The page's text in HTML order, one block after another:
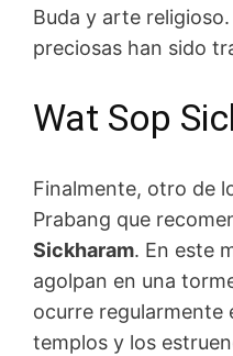
Buda y arte
preciosas han sido
Wat Sop
Finalmente, otro de
Prabang que
Sickharam. En este
agolpan en una
ocurre regularmente
templos y los